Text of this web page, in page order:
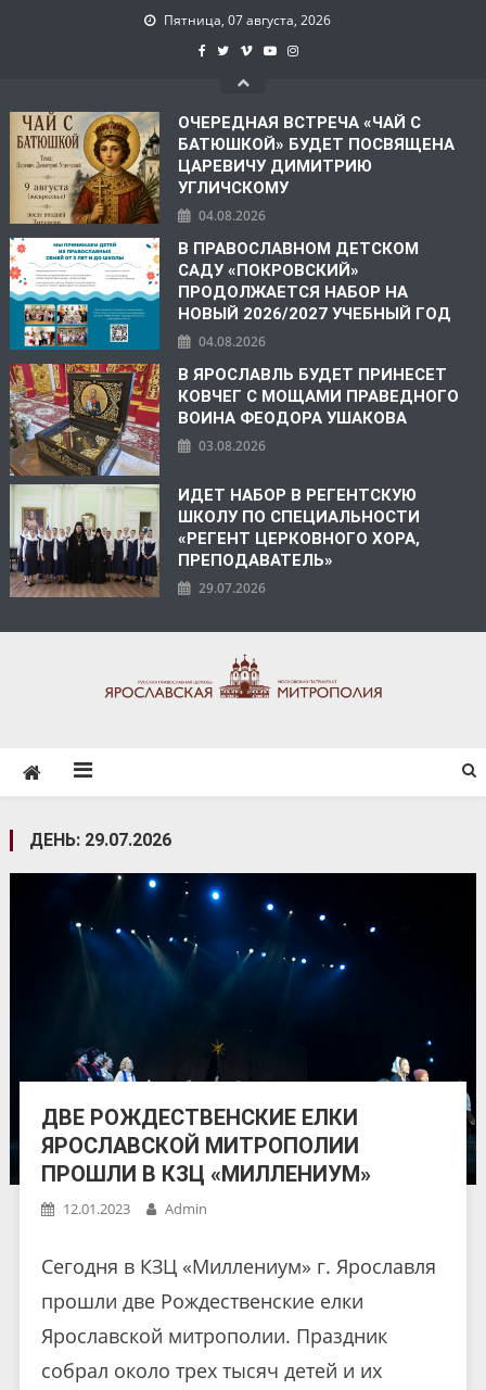
Пятница, 07 августа, 2026
ОЧЕРЕДНАЯ ВСТРЕЧА «ЧАЙ С
БАТЮШКОЙ» БУДЕТ ПОСВЯЩЕНА
ЦАРЕВИЧУ ДИМИТРИЮ
УГЛИЧСКОМУ
04.08.2026
В ПРАВОСЛАВНОМ ДЕТСКОМ
САДУ «ПОКРОВСКИЙ»
ПРОДОЛЖАЕТСЯ НАБОР НА
НОВЫЙ 2026/2027 УЧЕБНЫЙ ГОД
04.08.2026
В ЯРОСЛАВЛЬ БУДЕТ ПРИНЕСЕТ
КОВЧЕГ С МОЩАМИ ПРАВЕДНОГО
ВОИНА ФЕОДОРА УШАКОВА
03.08.2026
ИДЕТ НАБОР В РЕГЕНТСКУЮ
ШКОЛУ ПО СПЕЦИАЛЬНОСТИ
«РЕГЕНТ ЦЕРКОВНОГО ХОРА,
ПРЕПОДАВАТЕЛЬ»
29.07.2026
ДЕНЬ: 29.07.2026
ДВЕ РОЖДЕСТВЕНСКИЕ ЕЛКИ
ЯРОСЛАВСКОЙ МИТРОПОЛИИ
ПРОШЛИ В КЗЦ «МИЛЛЕНИУМ»
12.01.2023 Admin
Сегодня в КЗЦ «Миллениум» г. Ярославля
прошли две Рождественские елки
Ярославской митрополии. Праздник
собрал около трех тысяч детей и их